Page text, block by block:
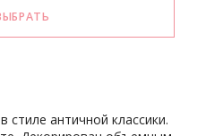
стиле античной классики.